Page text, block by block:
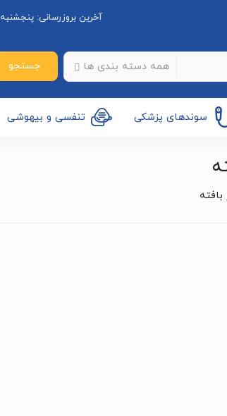
آخرین بروزرسانی: پنجشنبه، ۱۵ مرداد
همه دسته بندی ها جستجو
سوندهای پزشکی تنفسی و بیهوشی
بافته